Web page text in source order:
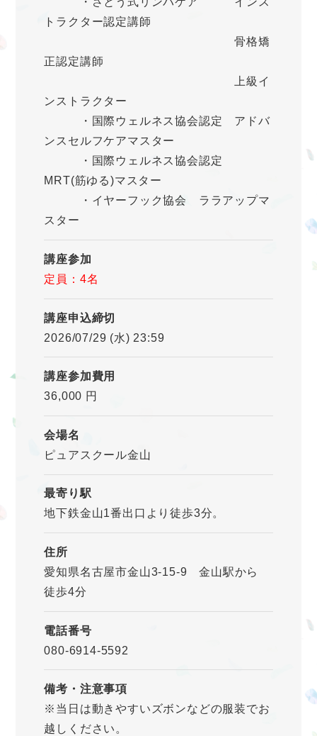
トラクター認定講師
骨格矯
正認定講師
上級イ
ンストラクター
・国際ウェルネス協会認定 アドバ
ンスセルフケアマスター
・国際ウェルネス協会認定
MRT(筋ゆる)マスター
・イヤーフック協会 ララアップマ
スター
講座参加
定員：4名
講座申込締切
2026/07/29 (水) 23:59
講座参加費用
36,000 円
会場名
ピュアスクール金山
最寄り駅
地下鉄金山1番出口より徒歩3分。
住所
愛知県名古屋市金山3-15-9 金山駅から
徒歩4分
電話番号
080-6914-5592
備考・注意事項
※当日は動きやすいズボンなどの服装でお
越しください。